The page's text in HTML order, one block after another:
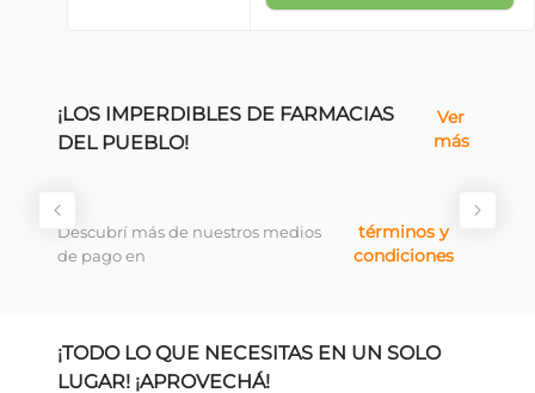
¡LOS IMPERDIBLES DE FARMACIAS
DEL PUEBLO!
Ver
más
Descubrí más de nuestros medios
de pago en
términos y
condiciones
¡TODO LO QUE NECESITAS EN UN SOLO
LUGAR! ¡APROVECHÁ!